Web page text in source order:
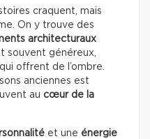
craquent, mais
On y trouve des
architecturaux
souvent généreux,
qui offrent de l’ombre.
anciennes est
au cœur de la
et une énergie